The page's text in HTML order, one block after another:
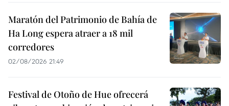
Maratón del Patrimonio de Bahía de
Ha Long espera atraer a 18 mil
corredores
02/08/2026 21:49
Festival de Otoño de Hue ofrecerá